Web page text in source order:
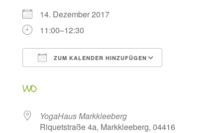
14. Dezember 2017
11:00–12:30
ZUM KALENDER HINZUFÜGEN
WO
YogaHaus Markkleeberg
Riquetstraße 4a, Markkleeberg, 04416